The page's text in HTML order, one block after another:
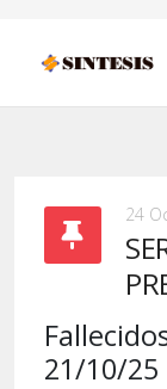
24
21/10/25